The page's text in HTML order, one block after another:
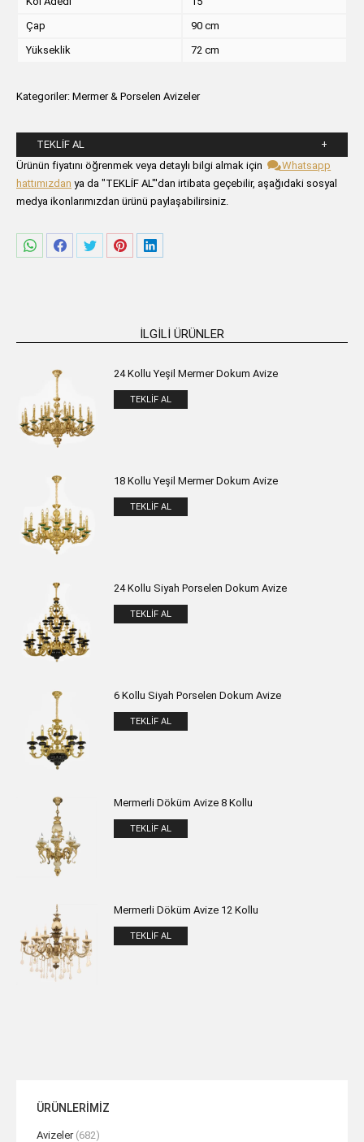
Çap
90 cm
Yükseklik
72 cm
Kategoriler: Mermer & Porselen Avizeler
TEKLIF AL
Lütfen aşağıdaki formu alanlarını doldurunuz.
Ürünün fiyatını öğrenmek veya detaylı bilgi almak için
Whatsapp
hattımızdan ya da "TEKLİF AL"'dan irtibata geçebilir, aşağıdaki sosyal
medya ikonlarımızdan ürünü paylaşabilirsiniz.
ShareShareShareShareShare
İLGILI ÜRÜNLER
24 Kollu Yeşil Mermer Dokum Avize
TEKLIF AL
18 Kollu Yeşil Mermer Dokum Avize
TEKLIF AL
24 Kollu Siyah Porselen Dokum Avize
TEKLIF AL
6 Kollu Siyah Porselen Dokum Avize
TEKLIF AL
Mermerli Döküm Avize 8 Kollu
TEKLIF AL
Mermerli Döküm Avize 12 Kollu
TEKLIF AL
ÜRÜNLERİMİZ
Avizeler (682)